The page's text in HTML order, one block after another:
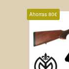
Ahorras 80€